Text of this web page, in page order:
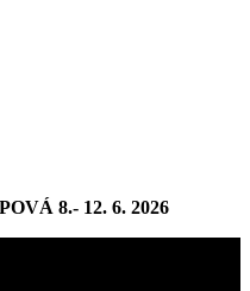
8.- 12. 6. 2026